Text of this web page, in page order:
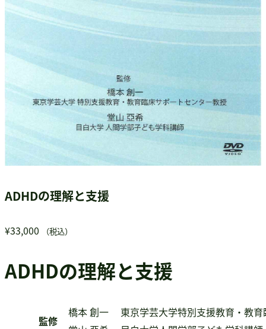
ADHDの理解と支援
¥33,000 （税込）
ADHDの理解と支援
監修
橋本 創一 東京学芸大学特別支援教育・教育
国内事業
啓発事業
セミナー情報
書籍・DVD販売
書籍・DVD販売
おすすめ書籍
支援のお願い
寄附